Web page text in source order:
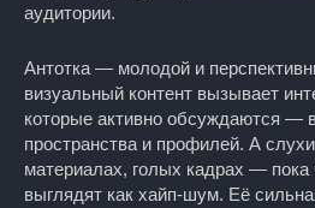
аудитории.
Антотка — молодой и
визуальный контент вызывает
которые активно обсуждаются —
пространства и профилей. А
материалах, голых кадрах —
выглядят как хайп‑шум. Её